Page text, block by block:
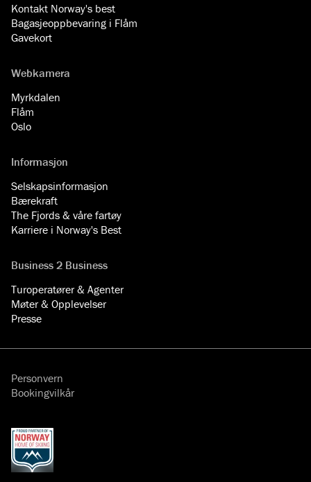
Kontakt Norway's best
Bagasjeoppbevaring i Flåm
Gavekort
Webkamera
Myrkdalen
Flåm
Oslo
Informasjon
Selskapsinformasjon
Bærekraft
The Fjords & våre fartøy
Karriere i Norway's Best
Business 2 Business
Turoperatører & Agenter
Møter & Opplevelser
Presse
Personvern
Bookingvilkår